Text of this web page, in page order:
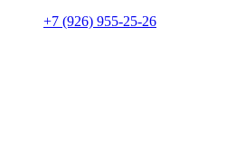
+7 (926) 955-25-26